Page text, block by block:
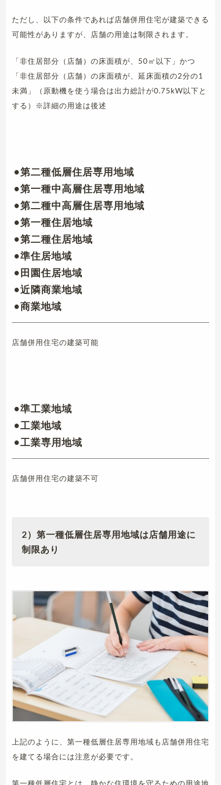
ただし、以下の条件であれば店舗併用住宅が建築できる
可能性がありますが、店舗の用途は制限されます。
「非住居部分（店舗）の床面積が、50㎡以下」かつ
「非住居部分（店舗）の床面積が、延床面積の2分の1
未満」（原動機を使う場合は出力総計が0.75kW以下と
する）※詳細の用途は後述
•第二種低層住居専用地域
•第一種中高層住居専用地域
•第二種中高層住居専用地域
•第一種住居地域
•第二種住居地域
•準住居地域
•田園住居地域
•近隣商業地域
•商業地域
店舗併用住宅の建築可能
•準工業地域
•工業地域
•工業専用地域
店舗併用住宅の建築不可
2）第一種低層住居専用地域は店舗用途に
制限あり
上記のように、第一種低層住居専用地域も店舗併用住宅
を建てる場合には注意が必要です。